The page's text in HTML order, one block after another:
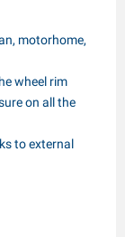
motorhome,
wheel rim
on all the
to external